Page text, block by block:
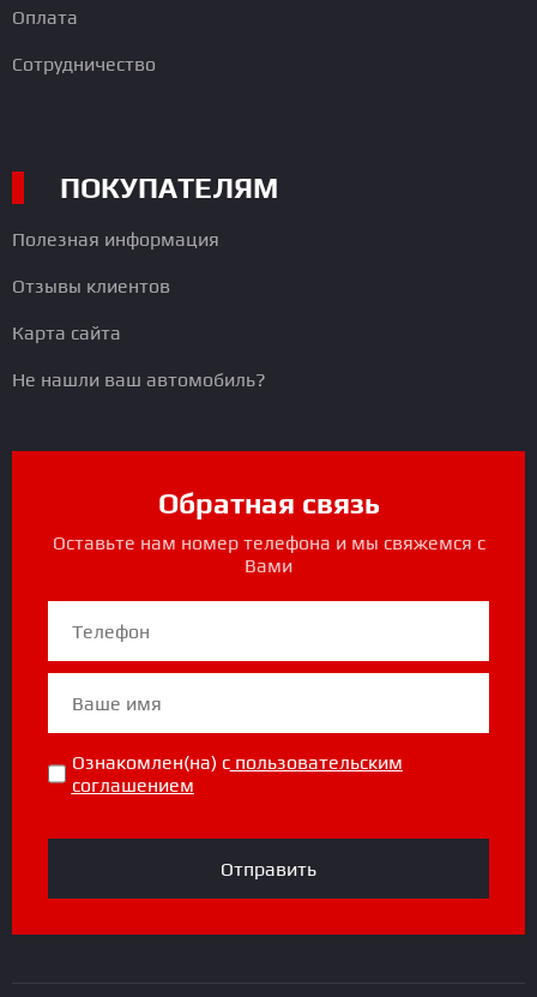
Оплата
Сотрудничество
ПОКУПАТЕЛЯМ
Полезная информация
Отзывы клиентов
Карта сайта
Не нашли ваш автомобиль?
Обратная связь
Оставьте нам номер телефона и мы свяжемся с
Вами
Ознакомлен(на) с пользовательским
соглашением
Отправить